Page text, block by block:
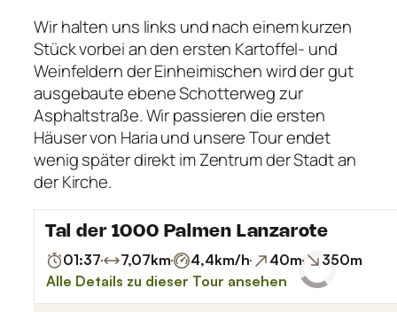
Wir halten uns links und nach einem kurzen
Stück vorbei an den ersten Kartoffel- und
Weinfeldern der Einheimischen wird der gut
ausgebaute ebene Schotterweg zur
Asphaltstraße. Wir passieren die ersten
Häuser von Haria und unsere Tour endet
wenig später direkt im Zentrum der Stadt an
der Kirche.